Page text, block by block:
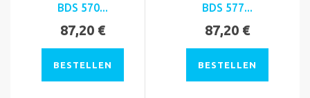
BDS 570...
87,20 €
BESTELLEN
BDS 577...
87,20 €
BESTELLEN